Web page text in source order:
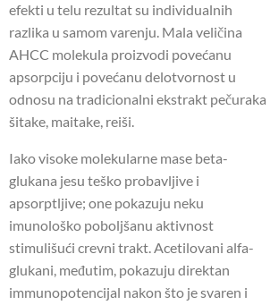
efekti u telu rezultat su individualnih
razlika u samom varenju. Mala veličina
AHCC molekula proizvodi povećanu
apsorpciju i povećanu delotvornost u
odnosu na tradicionalni ekstrakt pečuraka
šitake, maitake, reiši.
Iako visoke molekularne mase beta-
glukana jesu teško probavljive i
apsorptljive; one pokazuju neku
imunološko poboljšanu aktivnost
stimulišući crevni trakt. Acetilovani alfa-
glukani, međutim, pokazuju direktan
immunopotencijal nakon što je svaren i